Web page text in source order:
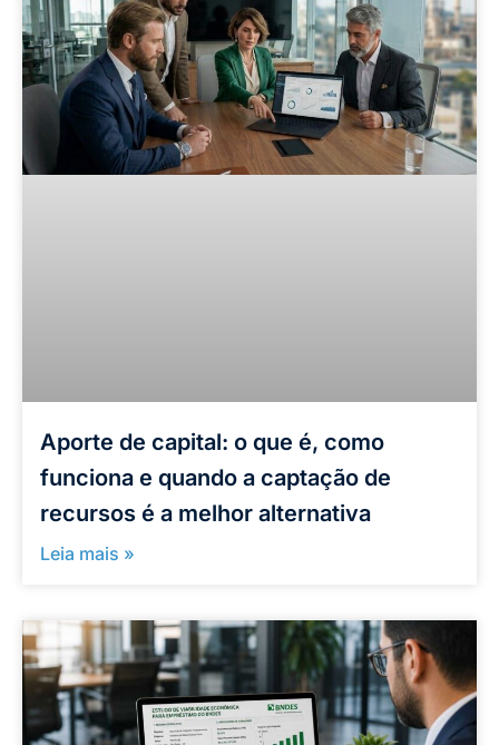
Aporte de capital: o que é, como
funciona e quando a captação de
recursos é a melhor alternativa
Leia mais »